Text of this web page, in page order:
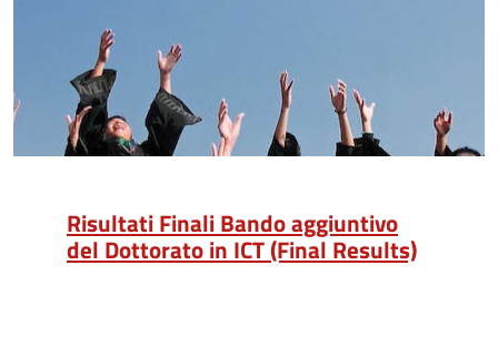
Risultati Finali Bando aggiuntivo
del Dottorato in ICT (Final Results)